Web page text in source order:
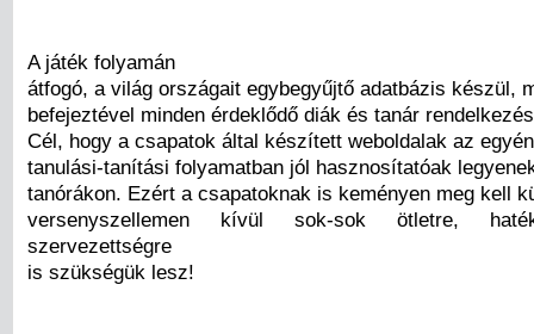
A játék folyamán
átfogó, a világ országait egybegyűjtő adatbázis készül,
befejeztével minden érdeklődő diák és tanár
Cél, hogy a csapatok által készített weboldalak az
tanulási-tanítási folyamatban jól hasznosítatóak
tanórákon. Ezért a csapatoknak is keményen meg kell
versenyszellemen kívül sok-sok ötletre,
szervezettségre
is szükségük lesz!